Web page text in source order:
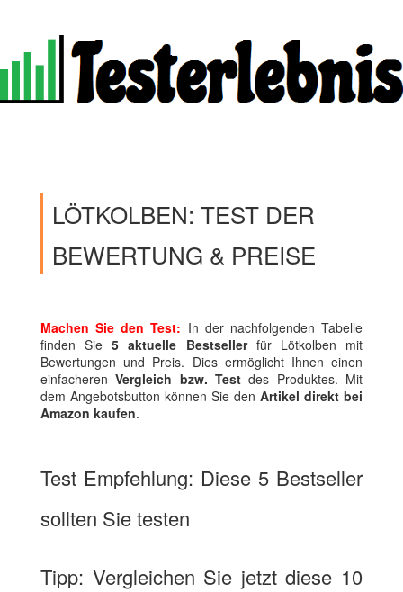
LÖTKOLBEN: TEST DER
BEWERTUNG & PREISE
Machen Sie den Test: In der nachfolgenden Tabelle
finden Sie 5 aktuelle Bestsellerfür Lötkolben mit
Bewertungen und Preis. Dies ermöglicht Ihnen einen
einfacherenVergleich bzw. Test des Produktes. Mit
dem Angebotsbutton können Sie den Artikel direkt bei
Amazon kaufen.
Test Empfehlung: Diese 5 Bestseller
sollten Sie testen
Tipp: Vergleichen Sie jetzt diese 10